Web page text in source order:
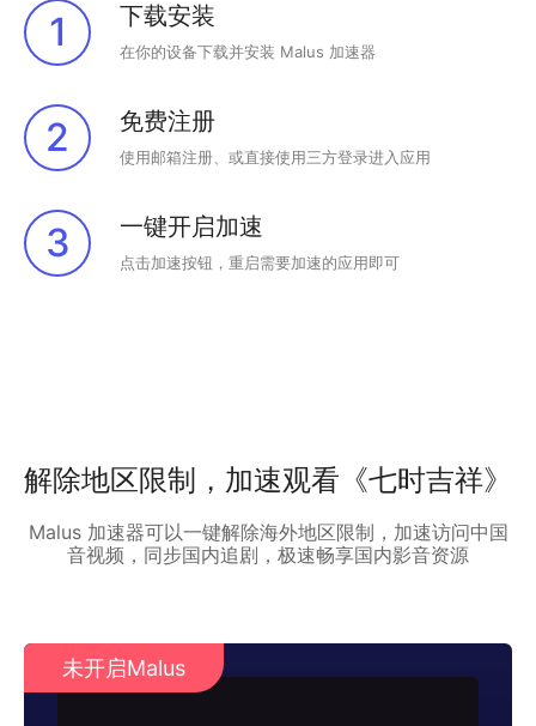
1 下载安装
在你的设备下载并安装 Malus 加速器
2 免费注册
使用邮箱注册、或直接使用三方登录进入应用
3 一键开启加速
点击加速按钮，重启需要加速的应用即可
解除地区限制，加速观看《七时吉祥》
Malus 加速器可以一键解除海外地区限制，加速访问中国
音视频，同步国内追剧，极速畅享国内影音资源
未开启Malus